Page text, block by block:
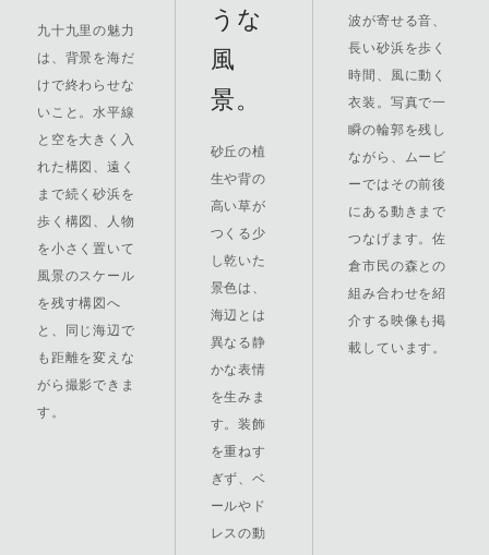
九十九里の魅力
は、背景を海だ
けで終わらせな
いこと。水平線
と空を大きく入
れた構図、遠く
まで続く砂浜を
歩く構図、人物
を小さく置いて
風景のスケール
を残す構図へ
と、同じ海辺で
も距離を変えな
がら撮影できま
す。
うな
風
景。
砂丘の植
生や背の
高い草が
つくる少
し乾いた
景色は、
海辺とは
異なる静
かな表情
を生みま
す。装飾
を重ねす
ぎず、ベ
ールやド
レスの動
波が寄せる音、
長い砂浜を歩く
時間、風に動く
衣装。写真で一
瞬の輪郭を残し
ながら、ムービ
ーではその前後
にある動きまで
つなげます。佐
倉市民の森との
組み合わせを紹
介する映像も掲
載しています。